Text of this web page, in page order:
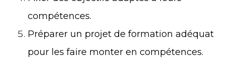
compétences.
Préparer un projet de formation adéquat
pour les faire monter en compétences.